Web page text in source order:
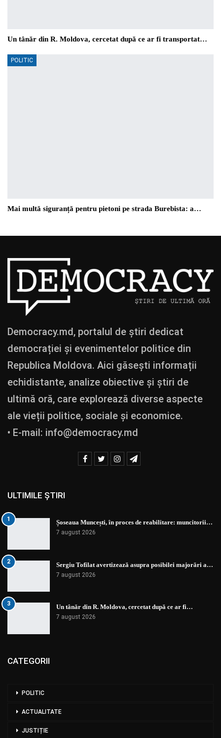
Un tânăr din R. Moldova, cercetat după ce ar fi transportat…
POLITIC
Mai multă siguranță pentru pietoni pe strada Burebista: a…
Democracy.md, portalul de știri dedicat
democrației și evenimentelor politice din
Republica Moldova. Aici găsești informații
echidistante, analize obiective și știri de
ultimă oră, care explorează diverse aspecte
ale vieții politice, sociale și economice.
• E-mail: info@democracy.md
ULTIMILE ȘTIRI
1 Șoseaua Muncești, în proces de reabilitare: muncitorii…
7 august 2026
2 Sergiu Tofilat avertizează asupra posibilei majorări a…
7 august 2026
3 Un tânăr din R. Moldova, cercetat după ce ar fi…
7 august 2026
CATEGORII
POLITIC
ACTUALITATE
JUSTIȚIE